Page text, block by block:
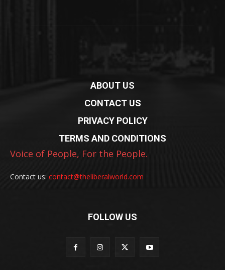
ABOUT US
CONTACT US
PRIVACY POLICY
TERMS AND CONDITIONS
Voice of People, For the People.
Contact us: contact@theliberalworld.com
FOLLOW US